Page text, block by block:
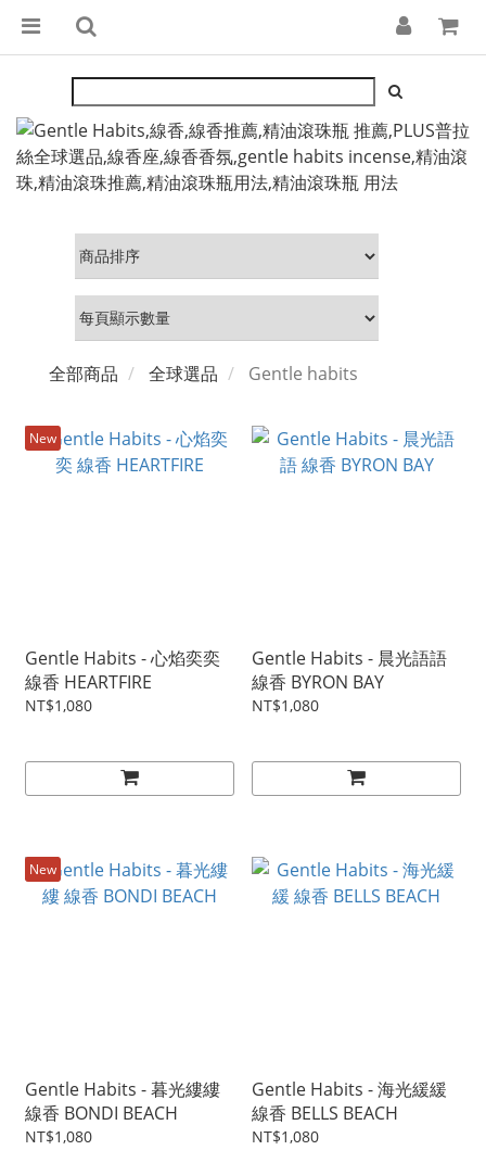
全部商品 全球選品 Gentle habits
New
Gentle Habits - 心焰奕奕
線香 HEARTFIRE
NT$1,080
Gentle Habits - 晨光語語
線香 BYRON BAY
NT$1,080
New
Gentle Habits - 暮光縷縷
線香 BONDI BEACH
NT$1,080
Gentle Habits - 海光緩緩
線香 BELLS BEACH
NT$1,080